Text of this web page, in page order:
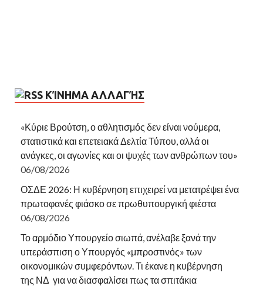
ΚΊΝΗΜΑ ΑΛΛΑΓΉΣ
«Κύριε Βρούτση, ο αθλητισμός δεν είναι νούμερα,
στατιστικά και επετειακά Δελτία Τύπου, αλλά οι
ανάγκες, οι αγωνίες και οι ψυχές των ανθρώπων του»
06/08/2026
ΟΣΔΕ 2026: Η κυβέρνηση επιχειρεί να μετατρέψει ένα
πρωτοφανές φιάσκο σε πρωθυπουργική φιέστα
06/08/2026
Το αρμόδιο Υπουργείο σιωπά, ανέλαβε ξανά την
υπεράσπιση ο Υπουργός «μπροστινός» των
οικονομικών συμφερόντων. Τι έκανε η κυβέρνηση
της ΝΔ για να διασφαλίσει πως τα σπιτάκια